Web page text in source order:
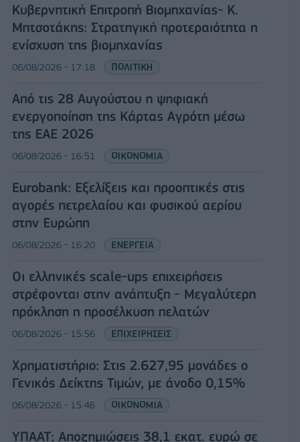
Κυβερνητική Επιτροπή Βιομηχανίας- Κ.
Μητσοτάκης: Στρατηγική προτεραιότητα η
ενίσχυση της βιομηχανίας
06/08/2026 - 17:18 ΠΟΛΙΤΙΚΗ
Από τις 28 Αυγούστου η ψηφιακή
ενεργοποίηση της Κάρτας Αγρότη μέσω
της ΕΑΕ 2026
06/08/2026 - 16:51 ΟΙΚΟΝΟΜΙΑ
Eurobank: Εξελίξεις και προοπτικές στις
αγορές πετρελαίου και φυσικού αερίου
στην Ευρώπη
06/08/2026 - 16:20 ΕΝΕΡΓΕΙΑ
Οι ελληνικές scale-ups επιχειρήσεις
στρέφονται στην ανάπτυξη - Μεγαλύτερη
πρόκληση η προσέλκυση πελατών
06/08/2026 - 15:56 ΕΠΙΧΕΙΡΗΣΕΙΣ
Χρηματιστήριο: Στις 2.627,95 μονάδες ο
Γενικός Δείκτης Τιμών, με άνοδο 0,15%
06/08/2026 - 15:46 ΟΙΚΟΝΟΜΙΑ
ΥΠΑΑΤ: Αποζημιώσεις 38,1 εκατ. ευρώ σε